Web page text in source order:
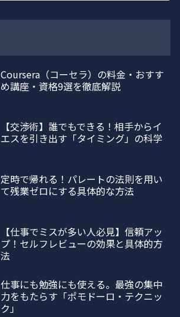
Coursera（コーセラ）の料金・おすす
め講座・資格9選を徹底解説
【交渉術】誰でもできる！相手からイ
エスを引き出す「タイミング」の科学
定時で帰れる！パレートの法則を用い
て残業ゼロにする具体的な方法
【仕事でミスが多い人必見】信頼アッ
プ！セルフレビューの効果と具体的方
法
仕事にも勉強にも使える。最強の集中
力をもたらす「ポモドーロ・テクニッ
ク」